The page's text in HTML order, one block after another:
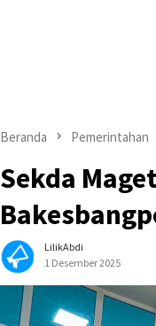
Beranda Pemerintahan
Sekda
LilikAbdi
1 Desember 2025